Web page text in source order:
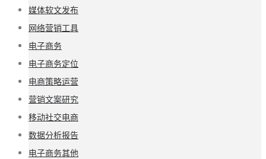
媒体软文发布
网络营销工具
电子商务
电子商务定位
电商策略运营
营销文案研究
移动社交电商
数据分析报告
电子商务其他